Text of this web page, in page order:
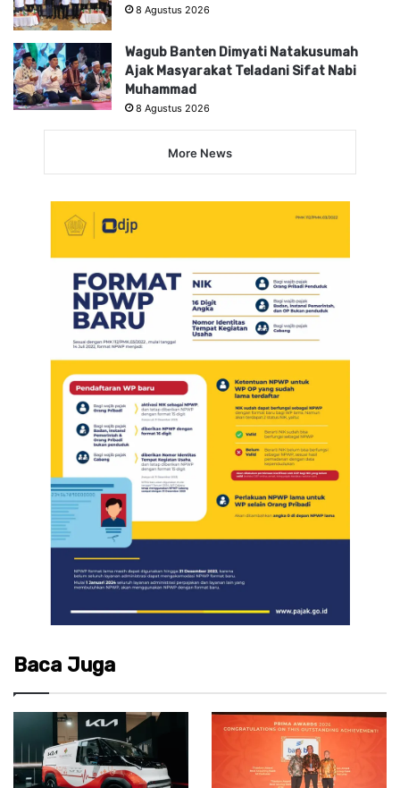
8 Agustus 2026
Wagub Banten Dimyati Natakusumah
Ajak Masyarakat Teladani Sifat Nabi
Muhammad
8 Agustus 2026
More News
Baca Juga